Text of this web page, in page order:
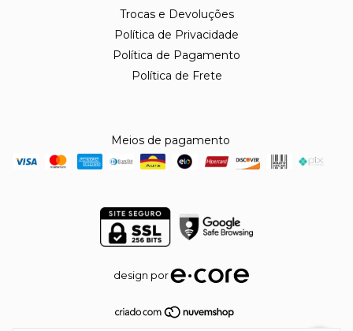
Trocas e Devoluções
Política de Privacidade
Política de Pagamento
Política de Frete
Meios de pagamento
design por